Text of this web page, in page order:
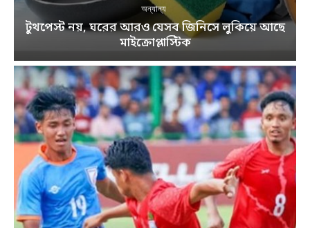
অন্যান্য
টুথপেস্ট নয়, ঘরের আরও যেসব জিনিসে লুকিয়ে আছে
মাইক্রোপ্লাস্টিক